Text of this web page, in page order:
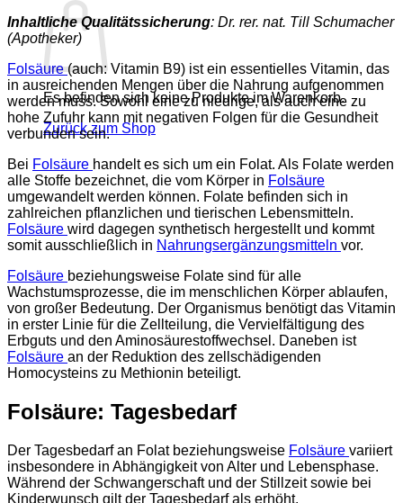
Es befinden sich keine Produkte im Warenkorb.
Zurück zum Shop
Inhaltliche Qualitätssicherung: Dr. rer. nat. Till Schumacher
(Apotheker)
Folsäure(auch: Vitamin B9) ist ein essentielles Vitamin, das
in ausreichenden Mengen über die Nahrung aufgenommen
werden muss. Sowohl eine zu niedrige, als auch eine zu
hohe Zufuhr kann mit negativen Folgen für die Gesundheit
verbunden sein.
Bei Folsäure handelt es sich um ein Folat. Als Folate werden
alle Stoffe bezeichnet, die vom Körper in Folsäure
umgewandelt werden können. Folate befinden sich in
zahlreichen pflanzlichen und tierischen Lebensmitteln.
Folsäure wird dagegen synthetisch hergestellt und kommt
somit ausschließlich in Nahrungsergänzungsmitteln vor.
Folsäure beziehungsweise Folate sind für alle
Wachstumsprozesse, die im menschlichen Körper ablaufen,
von großer Bedeutung. Der Organismus benötigt das Vitamin
in erster Linie für die Zellteilung, die Vervielfältigung des
Erbguts und den Aminosäurestoffwechsel. Daneben ist
Folsäure an der Reduktion des zellschädigenden
Homocysteins zu Methionin beteiligt.
Folsäure: Tagesbedarf
Der Tagesbedarf an Folat beziehungsweise Folsäure variiert
insbesondere in Abhängigkeit von Alter und Lebensphase.
Während der Schwangerschaft und der Stillzeit sowie bei
Kinderwunsch gilt der Tagesbedarf als erhöht.